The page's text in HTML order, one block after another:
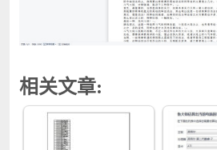
相关文章: